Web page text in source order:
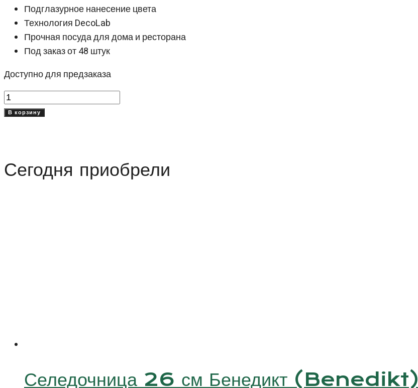
Подглазурное нанесение цвета
Технология DecoLab
Прочная посуда для дома и ресторана
Под заказ от 48 штук
Доступно для предзаказа
Количество
товара
зеленая
В корзину
Сегодня приобрели
Селедочница 26 см Бенедикт (Benedikt)